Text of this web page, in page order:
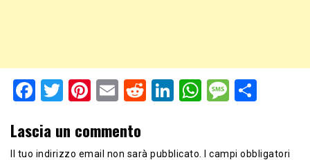
Facebook
TwitterPinterest
EmailRedditLinkedIn
WhatsApp
Lascia un commento
Il tuo indirizzo email non sarà pubblicato. I campi obbligatori